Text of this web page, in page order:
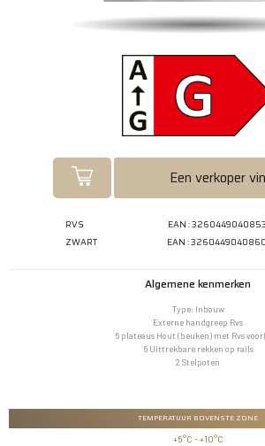
Een verkoper
RVS EAN : 3260449040853
ZWART
EAN : 3260449040860
Algemene kenmerken
Type: Inbouw
Externe handgreep Rvs
6 plateaus Hout (beuken) met Rvs
6 Uittrekbare rekken op rails
2 Stelpoten
TEMPERATUUR BOVENSTE ZONE
+5°C - +10°C